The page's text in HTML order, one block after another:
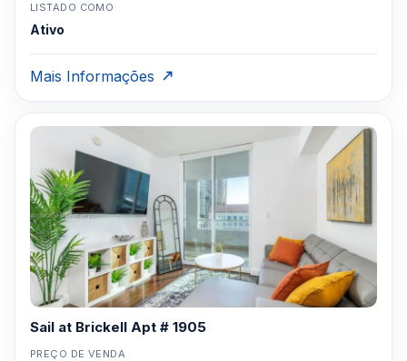
LISTADO COMO
Ativo
Mais Informações
Sail at Brickell Apt # 1905
PREÇO DE VENDA